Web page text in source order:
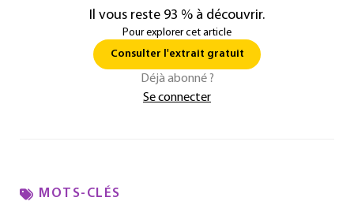
Il vous reste 93 % à découvrir.
Pour explorer cet article
Consulter l'extrait gratuit
Déjà abonné ?
Se connecter
MOTS-CLÉS